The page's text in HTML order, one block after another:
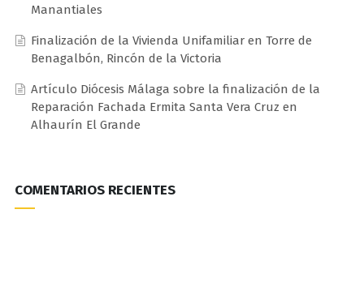
Manantiales
Finalización de la Vivienda Unifamiliar en Torre de
Benagalbón, Rincón de la Victoria
Artículo Diócesis Málaga sobre la finalización de la
Reparación Fachada Ermita Santa Vera Cruz en
Alhaurín El Grande
COMENTARIOS RECIENTES